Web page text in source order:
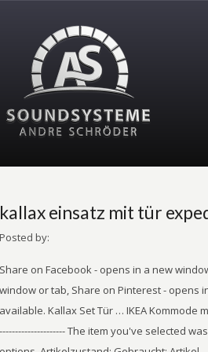
kallax einsatz mit tür
Posted by:
Share on Facebook - opens in a new window or tab, Share on Twitter - opens in a new window or tab, Share on Pinterest - opens in a new window or tab. There are 30 items available. Kallax Set Tür … IKEA Kommode mit 5 Schubladen, weiß, 70x112 cmaufbewahrung. --------------------- The item you've selected wasn't added to your cart. 99 (489) Available in more options. Artikelzustand: Gebraucht: Artikel … Datum IKEA KALLAX Regal Einsatz mit Tür ohne Griff in rot; (33x33cm); passt zu EXPEDIT | Möbel & Wohnen, Möbel, Regale & Aufbewahrung | eBay! Sign in to check out Check out as a guest . Add to cart . _________________________ Einfach zu montieren. Am Damm 4 Bild: Abschließbarer Kallax Tür / Regaleinsatz mit Rückwand. 4er Set Tür Einsatz Ikea Regal Expedit Kallax mit Maße 33,6x33,6 cm*Violett-Blau ;KT9812-5YHJY/4E1D2RT9Q7521: Amazon.ca: Home & Kitchen Dekaform Design Regaltür Flexi Ikea Expedit Kallax Regal Einsatz mit Tür … Wir können die Rückzahlung verweigern, bis wir die Waren wieder zurückerhalten haben oder bis Sie den Nachweis erbracht haben, dass Sie die Waren zurückgesandt haben, je nachdem, welches der frühere Zeitpunkt ist. Sie müssen für einen etwaigen Wertverlust der Waren nur aufkommen, wenn dieser Wertverlust auf einen zur Prüfung der Beschaffenheit, Eigenschaften und Funktionsweise der Waren nicht notwendigen Umgang mit ihnen zurückzuführen ist. IKEA KALLAX How to install set of 2 drawers in SHELVING UNIT SYSTEM HOW TO INSTALL STORAGE SYSTEM - Duration: 23:06. Sie haben das Recht, binnen 1 Monat ohne Angabe von Gründen diesen Vertrag zu widerrufen. € 12 . Mit diesen hochwertigen Designer-Regaltüren können Sie sich Ihr ganz persönliches Regal einrichten oder einen Raumteiler bestücken. Shelf unit 30 3/8x57 7/8 " (77x147 cm) $ 79. Jan 1, 2018 - • Specialist divider divides an Expedit compartment into 9 intermediate compartments • Ideal for storing 12 scrapbook paper (30.5 x 30.5 cm). Bei uns findest du passgenaue Klebefolien für viele weitere Modelle. Einfach. Ausschluss bzw. Zur Wahrung der Widerrufsfrist reicht es aus, dass Sie die Mitteilung über die Ausübung des Widerrufsrechts vor Ablauf der Widerrufsfrist absenden. Kaum genutzt und im Keller gelagert. Versand: + EUR 37,50 Versand . Tür Einsatz Ikea Regal Expedit Kallax Facheinsatz Flexi mit Würfel*Orange. KrzychOlsztyn 13,259 views Name. If you reside in an EU member state besides UK, import VAT on this purchase is not recoverable. Looks like “ikea expedit 1x5 schwarzbraun (kein Kallax)” has already been sold. More than 71% sold. Kernen im Remstal, Rems-Murr-Kreis. Der Verkäufer ist für dieses Angebot verantwortlich. Top-Angebote für Kallax Einsatz mit Tür online entdecken bei eBay. eBay Kleinanzeigen: Expedit Einsatz Tür, Kleinanzeigen - Jetzt finden oder inserieren! 4er Set Tür Einsatz Ikea Regal Expedit Kallax Nornös Flexi mit Würfel, XXXL*Pink ;KT9812-5YHJY/4E1D2RT9Q7851. IKEA. KALLAX is available in many different sizes and colours and is easily personalized with a selection of doors, inserts, boxes and baskets. £207.64 + £17.00 postage. Add to Watchlist Unwatch. Beschreibung. Abzugeben sind zwei Ikea Kallax Einsätze mit roter Tür… Vor 3 Tagen. This amount is subject to change until you make payment. The actual VAT requirements and rates may vary depending on the final sale. About this product. 4-mrt-2019 - Bekijk het bord "Kallax" van Famke H. op Pinterest. Jan 16, 2020 - Explore Leptir's board "kallax", followed by 398 people on Pinterest. 12.05.2019 - Erkunde Sabines Pinnwand „Expedit regal“ auf Pinterest. Sie tragen die unmittelbaren Kosten der Rücksendung der Waren. double futon ikea. Tür Einsatz Ikea Regal Expedit mit Kallax Facheinsatz Flexi Würfel XXXL*Hellblau. Something went wrong. _______________________________________________________ Telefon. Die Frist ist gewahrt, wenn Sie die Waren vor Ablauf der Frist von vierzehn Tagen absenden. MALM Kommode mit 3 Schubladen, schwarzbraun, 80x78 cm,aufbewahrung,Schrank. AU $60.68) Economy Postage | See details . There was a problem adding this item to the Cart Please try again later. Seller assumes all responsibility for this listing. -------------------------------------- Bestellt am (*) ____________ / erhalten am (*) __________________ Ikea Expedit Kallax Einsatz Tür weiß matt. - eBay Money Back Guarantee - opens in new window or tab, This amount includes applicable customs duties, taxes, brokerage and other fees. Hiermit widerrufe(n) ich/wir (*) den von mir/uns (*) abgeschlossenen Vertrag über den Kauf der folgenden Waren (*)/die Erbringung der folgenden Dienstleistung (*) Einfach. You may be also interested in. IKEA Kallax Einsatz mit Tür WEISS 4x. Einsatz mit Tür für EXPEDIT und KALLAX Regale Breite: 33 cm Tiefe: 37 cm Höhe: 33 cm Farbe: Weiß Hauptteile: Hartfaserplatte, Folie Tür: Spanplatte, Melaminfolie, ABS-Kunststoff Pflegehinweis Mit feuchtem Tuch (evtl. : 49 (0) 38 41 / 32 89